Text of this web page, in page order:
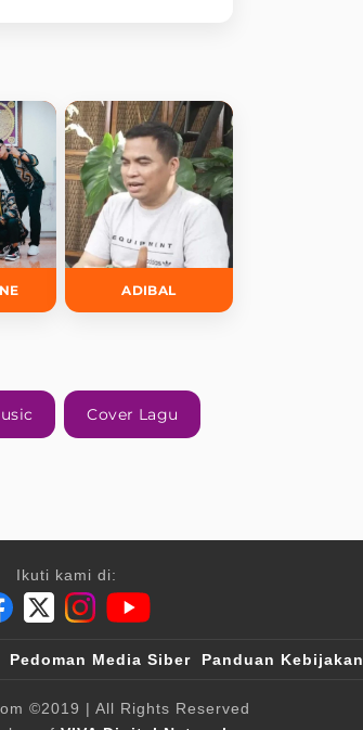
ADIBAL
Cover Lagu
Ikuti kami di:
Pedoman Media Siber Panduan Kebijakan
©2019 | All Rights Reserved